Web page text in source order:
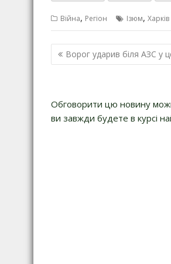
Війна, Регіон Ізюм, Харків
Навігація
записів
Ворог ударив біля АЗС у
Обговорити цю новину
ви завжди будете в курсі